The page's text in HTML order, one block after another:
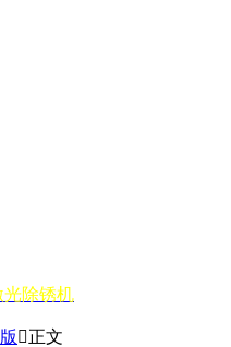
光除锈机
正文